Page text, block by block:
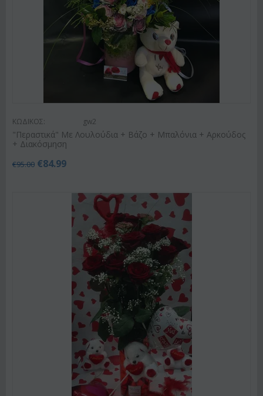
ΚΩΔΙΚΟΣ: gw2
"Περαστικά" Με Λουλούδια + Βάζο + Μπαλόνια + Αρκούδος
+ Διακόσμηση
€95.00 €84.99